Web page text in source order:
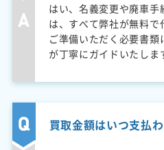
はい、名義変更や廃車
は、すべて弊社が無料で
ご準備いただく必要書
が丁寧にガイドいたしま
買取金額はいつ支払